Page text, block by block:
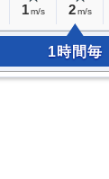
1 m/s 2 m/s
1時間毎